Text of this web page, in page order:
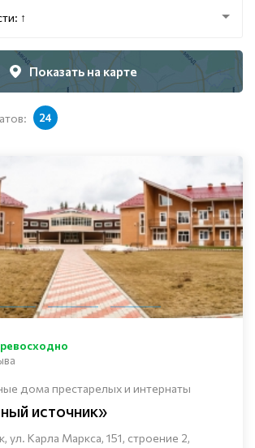
↑
Показать на карте
24
дома престарелых и интернаты
источник»
ул. Карла Маркса, 151, строение 2,